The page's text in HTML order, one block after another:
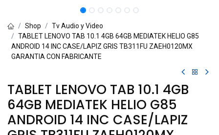
Shop
Tv Audio y Video
TABLET LENOVO TAB 10.1 4GB 64GB MEDIATEK HELIO G85
ANDROID 14 INC CASE/LAPIZ GRIS TB311FU ZAEH0120MX
GARANTIA CON FABRICANTE
TABLET LENOVO TAB 10.1 4GB
64GB MEDIATEK HELIO G85
ANDROID 14 INC CASE/LAPIZ